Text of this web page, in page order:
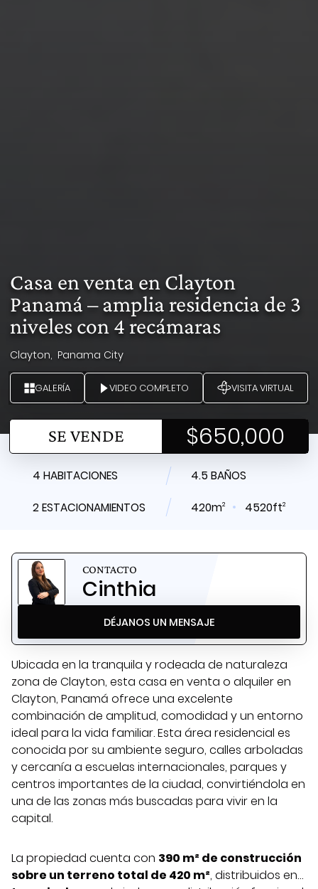
Casa en venta en Clayton
Panamá – amplia residencia de 3
niveles con 4 recámaras
Clayton, Panama City
GALERÍA VIDEO COMPLETO VISITA VIRTUAL
4 HABITACIONES 4.5 BAÑOS
2 ESTACIONAMIENTOS 420m2 4520ft2
SE VENDE $650,000
CONTACTO
Cinthia
DÉJANOS UN MENSAJE
Ubicada en la tranquila y rodeada de naturaleza
zona de Clayton, esta casa en venta o alquiler en
Clayton, Panamá ofrece una excelente
combinación de amplitud, comodidad y un entorno
ideal para la vida familiar. Esta área residencial es
conocida por su ambiente seguro, calles arboladas
y cercanía a escuelas internacionales, parques y
centros importantes de la ciudad, convirtiéndola en
una de las zonas más buscadas para vivir en la
capital.
La propiedad cuenta con 390 m² de construcción
sobre un terreno total de 420 m², distribuidos en